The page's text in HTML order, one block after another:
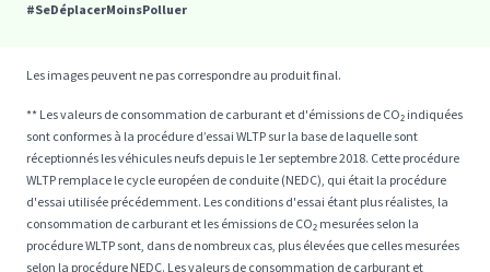
#SeDéplacerMoinsPolluer
Les images peuvent ne pas correspondre au produit final.
** Les valeurs de consommation de carburant et d'émissions de CO₂ indiquées
sont conformes à la procédure d’essai WLTP sur la base de laquelle sont
réceptionnés les véhicules neufs depuis le 1er septembre 2018. Cette procédure
WLTP remplace le cycle européen de conduite (NEDC), qui était la procédure
d'essai utilisée précédemment. Les conditions d'essai étant plus réalistes, la
consommation de carburant et les émissions de CO₂ mesurées selon la
procédure WLTP sont, dans de nombreux cas, plus élevées que celles mesurées
selon la procédure NEDC. Les valeurs de consommation de carburant et